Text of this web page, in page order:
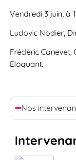
Vendredi 3 juin, à
Ludovic Nodier,
Frédéric Canevet,
Eloquant.
Nos